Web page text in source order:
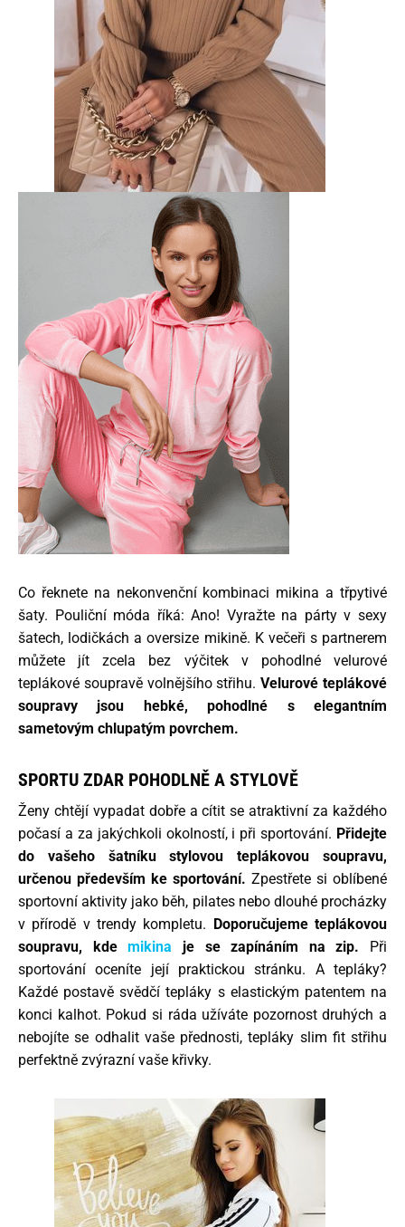
Co řeknete na nekonvenční kombinaci mikina a třpytivé
šaty. Pouliční móda říká: Ano! Vyražte na párty v sexy
šatech, lodičkách a oversize mikině. K večeři s partnerem
můžete jít zcela bez výčitek v pohodlné velurové
teplákové soupravě volnějšího střihu.Velurové teplákové
soupravy jsou hebké, pohodlné s elegantním
sametovým chlupatým povrchem.
SPORTU ZDAR POHODLNĚ A STYLOVĚ
Ženy chtějí vypadat dobře a cítit se atraktivní za každého
počasí a za jakýchkoli okolností, i při sportování. Přidejte
do vašeho šatníku stylovou teplákovou soupravu,
určenou především ke sportování. Zpestřete si oblíbené
sportovní aktivity jako běh, pilates nebo dlouhé procházky
v přírodě v trendy kompletu. Doporučujeme teplákovou
soupravu, kdemikina je se zapínáním na zip. Při
sportování oceníte její praktickou stránku. A tepláky?
Každé postavě svědčí tepláky s elastickým patentem na
konci kalhot. Pokud si ráda užíváte pozornost druhých a
nebojíte se odhalit vaše přednosti, tepláky slim fit střihu
perfektně zvýrazní vaše křivky.